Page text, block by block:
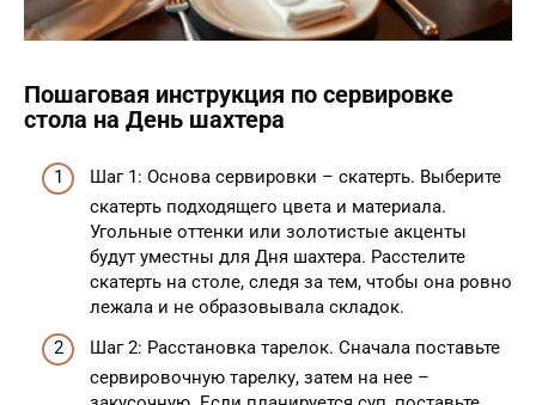
Пошаговая инструкция по сервировке
стола на День шахтера
Шаг 1: Основа сервировки – скатерть. Выберите
скатерть подходящего цвета и материала.
Угольные оттенки или золотистые акценты
будут уместны для Дня шахтера. Расстелите
скатерть на столе, следя за тем, чтобы она ровно
лежала и не образовывала складок.
Шаг 2: Расстановка тарелок. Сначала поставьте
сервировочную тарелку, затем на нее –